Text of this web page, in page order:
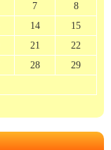
7
8
14
15
21
22
28
29